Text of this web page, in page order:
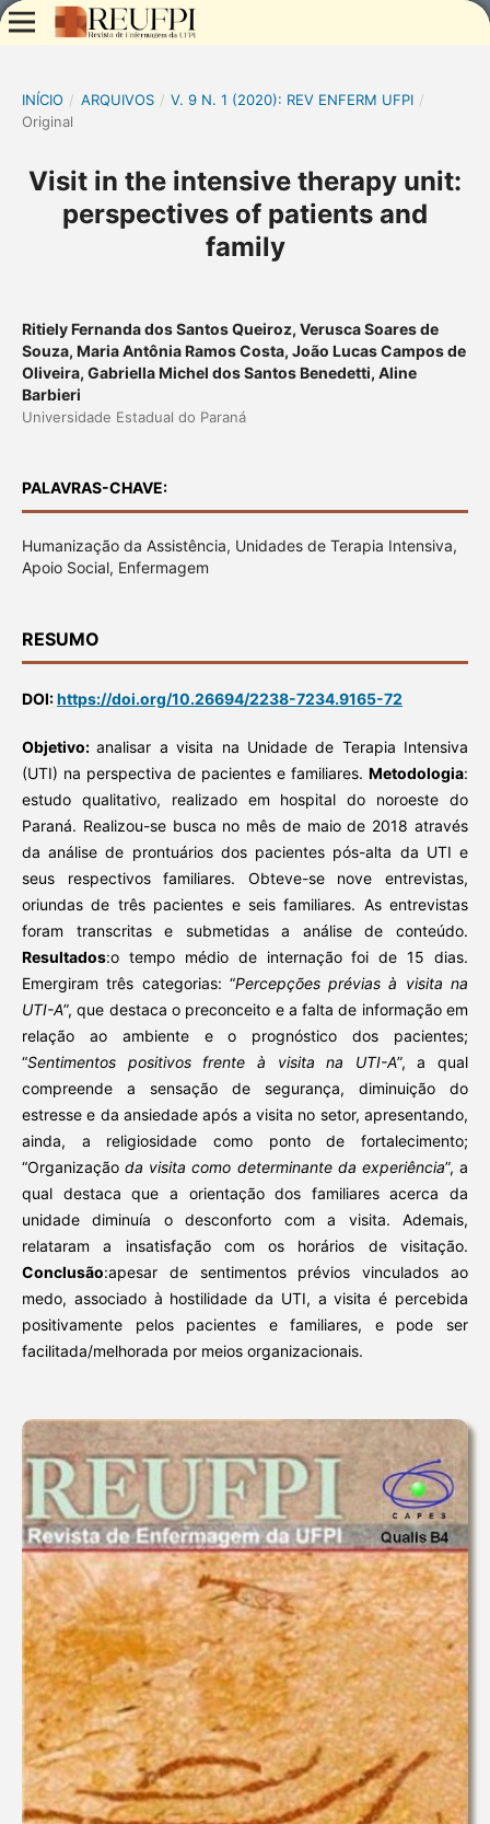
INÍCIO / ARQUIVOS / V. 9 N. 1 (2020): REV ENFERM UFPI /
Original
Visit in the intensive therapy unit:
perspectives of patients and
family
Ritiely Fernanda dos Santos Queiroz, Verusca Soares de
Souza, Maria Antônia Ramos Costa, João Lucas Campos de
Oliveira, Gabriella Michel dos Santos Benedetti, Aline
Barbieri
Universidade Estadual do Paraná
PALAVRAS-CHAVE:
Humanização da Assistência, Unidades de Terapia Intensiva,
Apoio Social, Enfermagem
RESUMO
DOI:https://doi.org/10.26694/2238-7234.9165-72
Objetivo:analisar a visita na Unidade de Terapia Intensiva
(UTI) na perspectiva de pacientes e familiares.Metodologia:
estudo qualitativo, realizado em hospital do noroeste do
Paraná. Realizou-se busca no mês de maio de 2018 através
da análise de prontuários dos pacientes pós-alta da UTI e
seus respectivos familiares. Obteve-se nove entrevistas,
oriundas de três pacientes e seis familiares. As entrevistas
foram transcritas e submetidas a análise de conteúdo.
Resultados:o tempo médio de internação foi de 15 dias.
Emergiram três categorias: “Percepções prévias à visita na
UTI-A”, que destaca o preconceito e a falta de informação em
relação ao ambiente e o prognóstico dos pacientes;
“Sentimentos positivos frente à visita na UTI-A”, a qual
compreende a sensação de segurança, diminuição do
estresse e da ansiedade após a visita no setor, apresentando,
ainda, a religiosidade como ponto de fortalecimento;
“Organizaçãoda visita como determinante da experiência”, a
qual destaca que a orientação dos familiares acerca da
unidade diminuía o desconforto com a visita. Ademais,
relataram a insatisfação com os horários de visitação.
Conclusão:apesar de sentimentos prévios vinculados ao
medo, associado à hostilidade da UTI, a visita é percebida
positivamente pelos pacientes e familiares, e pode ser
facilitada/melhorada por meios organizacionais.